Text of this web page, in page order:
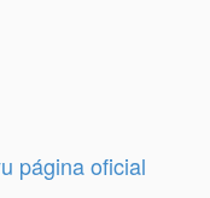
página oficial